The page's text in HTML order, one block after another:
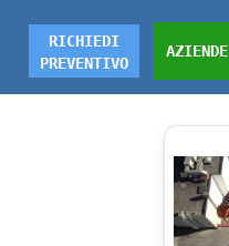
AZIENDE
RICHIEDI
PREVENTIVO